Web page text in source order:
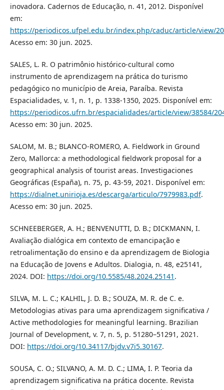
inovadora. Cadernos de Educação, n. 41, 2012. Disponível
em:
https://periodicos.ufpel.edu.br/index.php/caduc/article/view/
Acesso em: 30 jun. 2025.
SALES, L. R. O patrimônio histórico-cultural como
instrumento de aprendizagem na prática do turismo
pedagógico no município de Areia, Paraíba. Revista
Espacialidades, v. 1, n. 1, p. 1338-1350, 2025. Disponível em:
https://periodicos.ufrn.br/espacialidades/article/view/38584/
Acesso em: 30 jun. 2025.
SALOM, M. B.; BLANCO-ROMERO, A. Fieldwork in Ground
Zero, Mallorca: a methodological fieldwork proposal for a
geographical analysis of tourist areas. Investigaciones
Geográficas (España), n. 75, p. 43-59, 2021. Disponível em:
https://dialnet.unirioja.es/descarga/articulo/7979983.pdf.
Acesso em: 30 jun. 2025.
SCHNEEBERGER, A. H.; BENVENUTTI, D. B.; DICKMANN, I.
Avaliação dialógica em contexto de emancipação e
retroalimentação do ensino e da aprendizagem de Biologia
na Educação de Jovens e Adultos. Dialogia, n. 48, e25141,
2024. DOI: https://doi.org/10.5585/48.2024.25141 .
SILVA, M. L. C.; KALHIL, J. D. B.; SOUZA, M. R. de C. e.
Metodologias ativas para uma aprendizagem significativa /
Active methodologies for meaningful learning. Brazilian
Journal of Development, v. 7, n. 5, p. 51280–51291, 2021.
DOI: https://doi.org/10.34117/bjdv.v7i5.30167.
SOUSA, C. O.; SILVANO, A. M. D. C.; LIMA, I. P. Teoria da
aprendizagem significativa na prática docente. Revista